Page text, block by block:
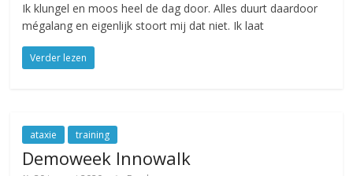
Ik klungel en moos heel de dag door. Alles duurt daardoor
mégalang en eigenlijk stoort mij dat niet. Ik laat
Verder lezen
ataxie training
Demoweek Innowalk